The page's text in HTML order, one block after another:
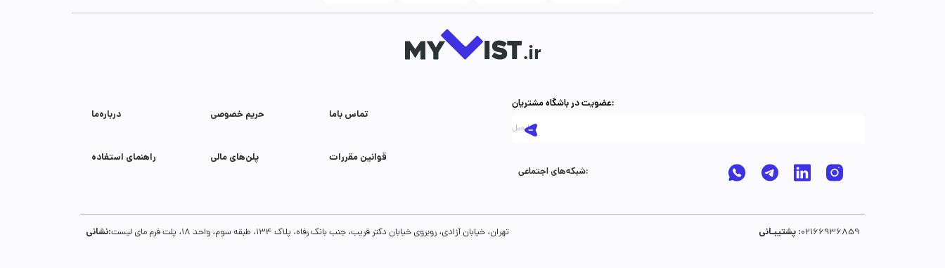
درباره‌ما حریم خصوصی تماس با‌ما
راهنمای استفاده پلن‌های مالی قوانین مقررات
عضویت در باشگاه مشتریان:
شبکه‌های اجتماعی:
نشانی: تهران، خیابان آزادی، روبروی خیابان دکتر قریب، جنب بانک رفاه، پلاک 134، طبقه سوم، واحد 18، پلت فرم مای لیست پشتیبـانی :02166936859